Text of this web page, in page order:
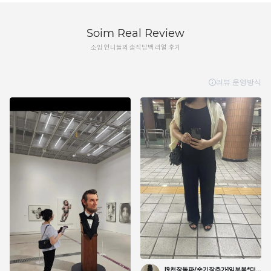
Soim Real Review
소임 언니들의 솔직담백 리얼 후기